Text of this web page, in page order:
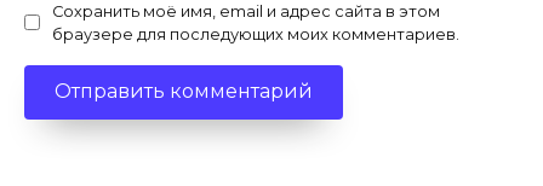
Сохранить моё имя, email и адрес сайта в этом
браузере для последующих моих комментариев.